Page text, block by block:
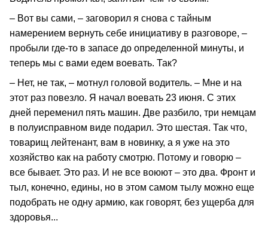
– Вот вы сами, – заговорил я снова с тайным
намерением вернуть себе инициативу в разговоре, –
пробыли где-то в запасе до определенной минуты, и
теперь мы с вами едем воевать. Так?
– Нет, не так, – мотнул головой водитель. – Мне и на
этот раз повезло. Я начал воевать 23 июня. С этих
дней переменил пять машин. Две разбило, три немцам
в полуисправном виде подарил. Это шестая. Так что,
товарищ лейтенант, вам в новинку, а я уже на это
хозяйство как на работу смотрю. Потому и говорю –
все бывает. Это раз. И не все воюют – это два. Фронт и
тыл, конечно, едины, но в этом самом тылу можно еще
подобрать не одну армию, как говорят, без ущерба для
здоровья...